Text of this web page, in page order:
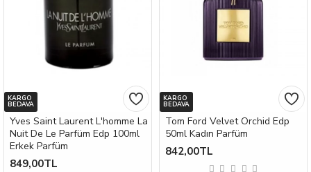
KARGO
BEDAVA
Yves Saint Laurent L'homme La
Nuit De Le Parfüm Edp 100ml
Erkek Parfüm
849,00TL
KARGO
BEDAVA
Tom Ford Velvet Orchid Edp
50ml Kadın Parfüm
842,00TL